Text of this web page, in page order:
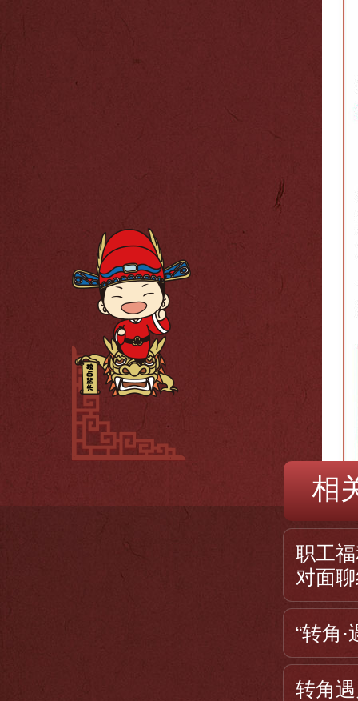
相
职工
对面
“转角
转角